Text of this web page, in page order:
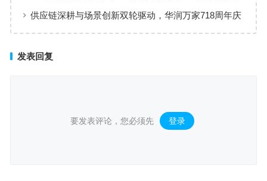
场景购物生态
供应链深耕与场景创新双轮驱动，华润万家718周年庆
发表回复
要发表评论，您必须先 登录 。